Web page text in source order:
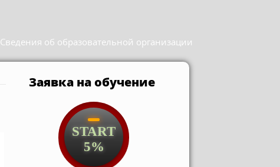
Сведения об образовательной организации
Заявка на обучение
START
5%